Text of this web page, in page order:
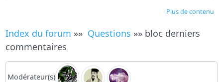
Plus de contenu
Index du forum »» Questions »» bloc derniers
commentaires
Modérateur(s)